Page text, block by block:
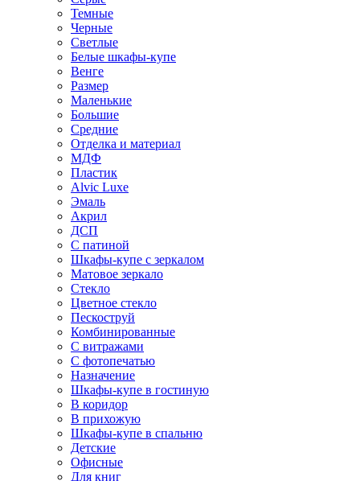
Темные
Черные
Светлые
Белые шкафы-купе
Венге
Размер
Маленькие
Большие
Средние
Отделка и материал
МДФ
Пластик
Alvic Luxe
Эмаль
Акрил
ДСП
С патиной
Шкафы-купе с зеркалом
Матовое зеркало
Стекло
Цветное стекло
Пескоструй
Комбинированные
С витражами
С фотопечатью
Назначение
Шкафы-купе в гостиную
В коридор
В прихожую
Шкафы-купе в спальню
Детские
Офисные
Для книг